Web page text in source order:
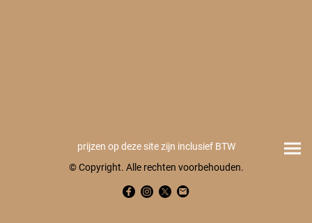
prijzen op deze site zijn inclusief BTW
© Copyright. Alle rechten voorbehouden.